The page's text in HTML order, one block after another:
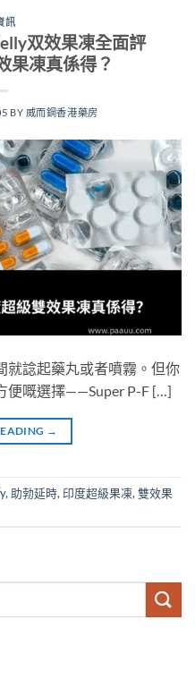
訊
双效果凍全面評
果凍真係得？
BY 威而鋼香港藥房
就諗起藥丸或者噴霧。但你
便嘅選擇——Super P-F […]
→
, 助勃延時, 印度超級果凍, 雙效果